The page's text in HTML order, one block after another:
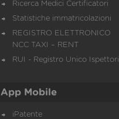
Ricerca Medici Certificatori
Statistiche immatricolazioni
REGISTRO ELETTRONICO
NCC TAXI – RENT
RUI - Registro Unico Ispettori
App Mobile
iPatente